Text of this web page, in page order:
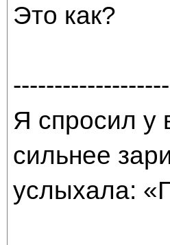
Это как?
Я спросил у
сильнее
услыхала: